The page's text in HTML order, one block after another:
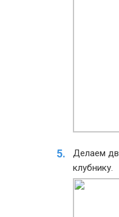
Делаем
клубнику.